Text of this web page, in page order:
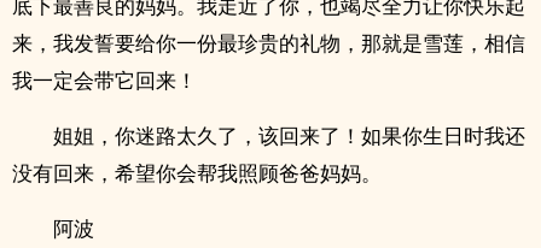
来，我发誓要给你一份最珍贵的礼物，那就是雪莲，相信
我一定会带它回来！
姐姐，你迷路太久了，该回来了！如果你生日时我还
没有回来，希望你会帮我照顾爸爸妈妈。
阿波